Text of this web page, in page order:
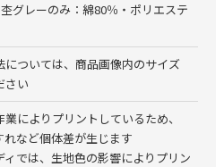
レーのみ：綿80％・ポリエステ
については、商品画像内のサイズ
さい
業によりプリントしているため、
れなど個体差が生じます
ィでは、生地色の影響によりプリン